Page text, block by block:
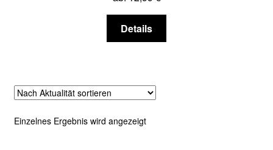
Details
Einzelnes Ergebnis wird angezeigt